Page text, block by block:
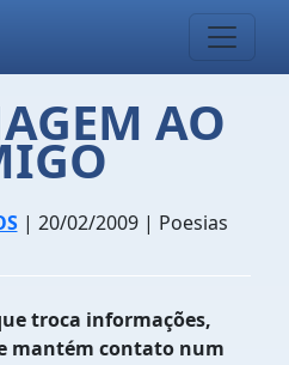
AO
| 20/02/2009 | Poesias
troca informações,
mantém contato num